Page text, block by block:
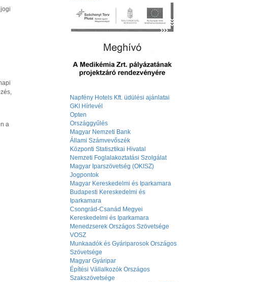
a
Napfény Hotels Kft. üdülési ajánlatai
GKI Hírlevél
Opten
Országgyűlés
Magyar Nemzeti Bank
Állami Számvevőszék
Központi Statisztikai Hivatal
Nemzeti Foglalakoztatási Szolgálat
Magyar Iparszövetség (OKISZ)
Jogpontok
Magyar Kereskedelmi és Iparkamara
Budapesti Kereskedelmi és
Iparkamara
Csongrád-Csanád Megyei
Kereskedelmi és Iparkamara
Menedzserek Országos Szövetsége
VOSZ
Munkaadók és Gyáriparosok Országos
Szövetsége
Magyar Gyáripar
Építési Vállalkozók Országos
Szakszövetsége